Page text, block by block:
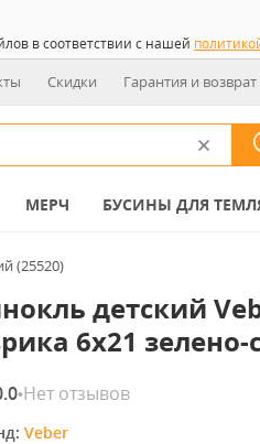
в соответствии с нашей
Скидки Гарантия и возврат
МЕРЧ БУСИНЫ ДЛЯ
(25520)
детский
6x21
•Нет отзывов
Veber